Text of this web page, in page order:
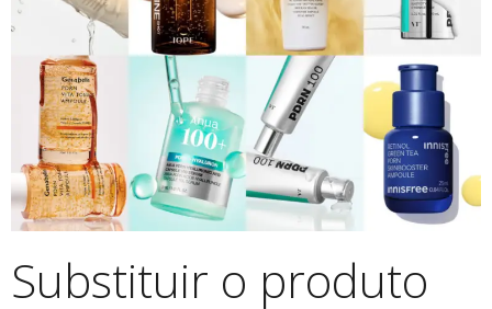
Substituir o produto